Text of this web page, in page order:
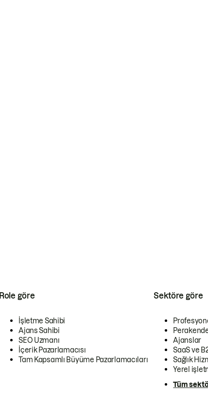
Role göre
İşletme Sahibi
Ajans Sahibi
SEO Uzmanı
İçerik Pazarlamacısı
Tam Kapsamlı Büyüme Pazarlamacıları
Sektöre göre
Ajanslar
SaaS ve
Sağlık
Yerel
Tüm